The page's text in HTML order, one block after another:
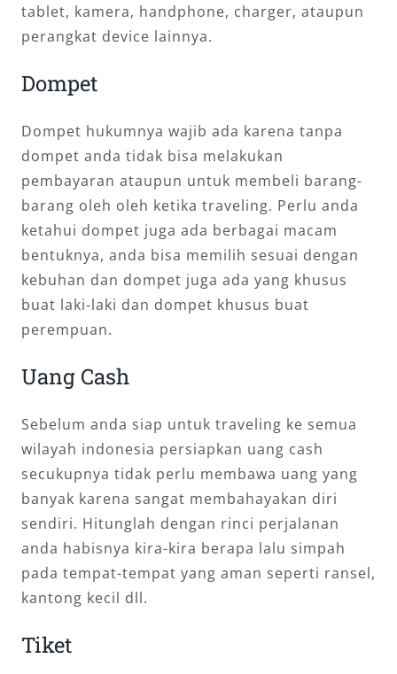
tablet, kamera, handphone, charger, ataupun
perangkat device lainnya.
Dompet
Dompet hukumnya wajib ada karena tanpa
dompet anda tidak bisa melakukan
pembayaran ataupun untuk membeli barang-
barang oleh oleh ketika traveling. Perlu anda
ketahui dompet juga ada berbagai macam
bentuknya, anda bisa memilih sesuai dengan
kebuhan dan dompet juga ada yang khusus
buat laki-laki dan dompet khusus buat
perempuan.
Uang Cash
Sebelum anda siap untuk traveling ke semua
wilayah indonesia persiapkan uang cash
secukupnya tidak perlu membawa uang yang
banyak karena sangat membahayakan diri
sendiri. Hitunglah dengan rinci perjalanan
anda habisnya kira-kira berapa lalu simpah
pada tempat-tempat yang aman seperti ransel,
kantong kecil dll.
Tiket